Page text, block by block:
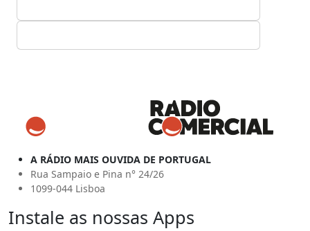
A RÁDIO MAIS OUVIDA DE PORTUGAL
Rua Sampaio e Pina n° 24/26
1099-044 Lisboa
Instale as nossas Apps